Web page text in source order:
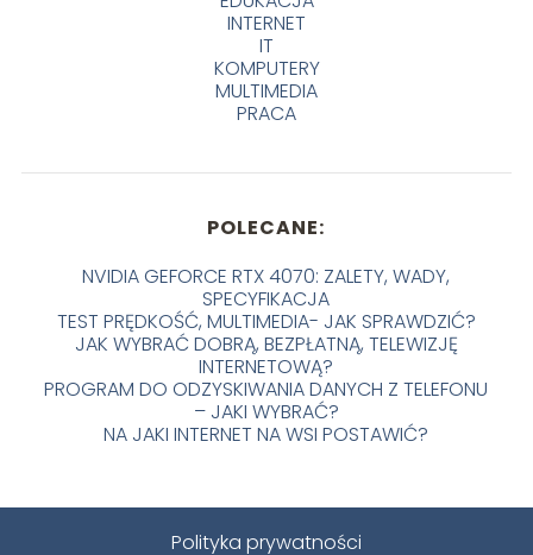
INTERNET
IT
KOMPUTERY
MULTIMEDIA
PRACA
POLECANE:
NVIDIA GEFORCE RTX 4070: ZALETY, WADY,
SPECYFIKACJA
TEST PRĘDKOŚĆ, MULTIMEDIA- JAK SPRAWDZIĆ?
JAK WYBRAĆ DOBRĄ, BEZPŁATNĄ, TELEWIZJĘ
INTERNETOWĄ?
PROGRAM DO ODZYSKIWANIA DANYCH Z TELEFONU
– JAKI WYBRAĆ?
NA JAKI INTERNET NA WSI POSTAWIĆ?
Polityka prywatności